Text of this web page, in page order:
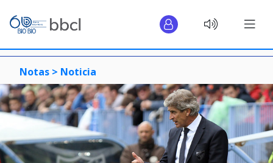
Notas > Noticia